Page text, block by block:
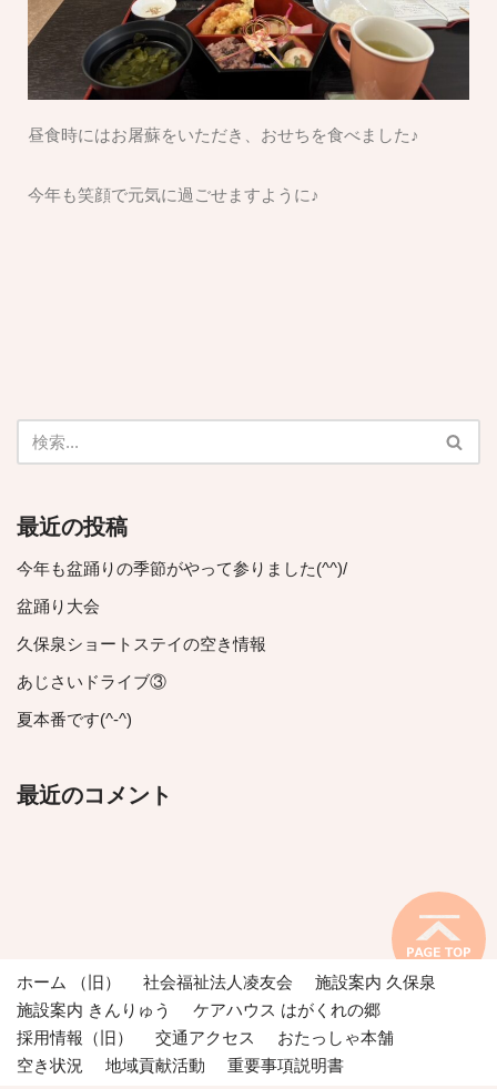
昼食時にはお屠蘇をいただき、おせちを食べました♪
今年も笑顔で元気に過ごせますように♪
最近の投稿
今年も盆踊りの季節がやって参りました(^^)/
盆踊り大会
久保泉ショートステイの空き情報
あじさいドライブ③
夏本番です(^-^)
最近のコメント
ホーム （旧） 社会福祉法人凌友会
施設案内 久保泉
施設案内 きんりゅう
ケアハウス はがくれの郷
採用情報（旧）
交通アクセス
おたっしゃ本舗
空き状況
地域貢献活動 重要事項説明書